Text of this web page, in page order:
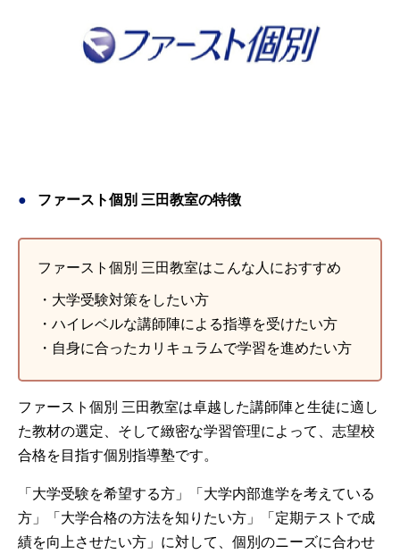
塾比較ひろば
ファースト個別 三田教室の特徴
ファースト個別 三田教室はこんな人におすすめ
・大学受験対策をしたい方
・ハイレベルな講師陣による指導を受けたい方
・自身に合ったカリキュラムで学習を進めたい方
ファースト個別 三田教室は卓越した講師陣と生徒に適し
た教材の選定、そして緻密な学習管理によって、志望校
合格を目指す個別指導塾です。
「大学受験を希望する方」「大学内部進学を考えている
方」「大学合格の方法を知りたい方」「定期テストで成
績を向上させたい方」に対して、個別のニーズに合わせ